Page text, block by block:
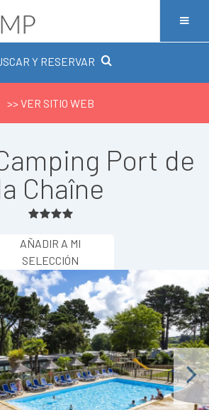
Y RESERVAR
>> VER SITIO WEB
Port de
Chaîne
AÑADIR A MI
SELECCIÓN
Next